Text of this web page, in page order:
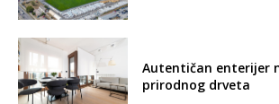
Autentičan enterijer
prirodnog drveta